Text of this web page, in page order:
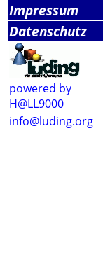
Impressum
Datenschutz
powered by
H@LL9000
info@luding.org